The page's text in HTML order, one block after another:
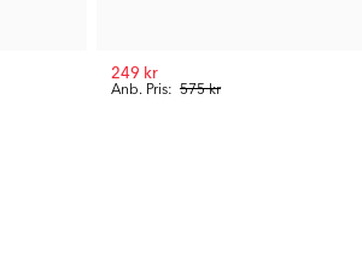
Anb. Pris: 575 kr
249 kr